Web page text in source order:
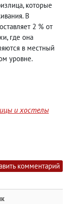
которые
В
2 % от
где она
в местный
уровне.
и хостелы
комментарий